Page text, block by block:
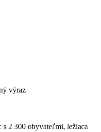
výraz
2 300 obyvateľmi, ležiaca